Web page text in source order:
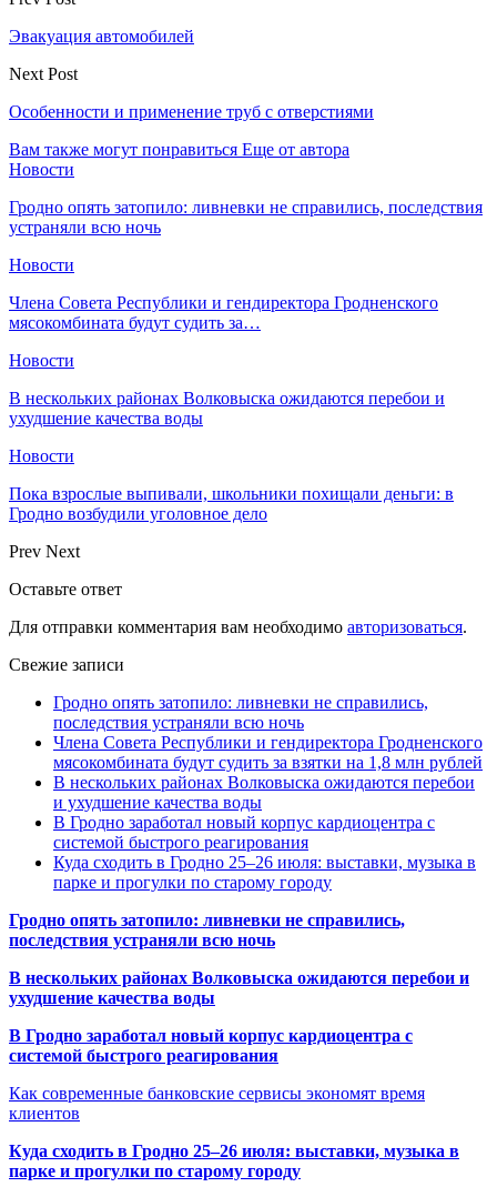
Эвакуация автомобилей
Next Post
Особенности и применение труб с отверстиями
Вам также могут понравиться Еще от автора
Новости
Гродно опять затопило: ливневки не справились, последствия
устраняли всю ночь
Новости
Члена Совета Республики и гендиректора Гродненского
мясокомбината будут судить за…
Новости
В нескольких районах Волковыска ожидаются перебои и
ухудшение качества воды
Новости
Пока взрослые выпивали, школьники похищали деньги: в
Гродно возбудили уголовное дело
Prev Next
Оставьте ответ
Для отправки комментария вам необходимо авторизоваться.
Свежие записи
Гродно опять затопило: ливневки не справились,
последствия устраняли всю ночь
Члена Совета Республики и гендиректора Гродненского
мясокомбината будут судить за взятки на 1,8 млн рублей
В нескольких районах Волковыска ожидаются перебои
и ухудшение качества воды
В Гродно заработал новый корпус кардиоцентра с
системой быстрого реагирования
Куда сходить в Гродно 25–26 июля: выставки, музыка в
парке и прогулки по старому городу
Гродно опять затопило: ливневки не справились,
последствия устраняли всю ночь
В нескольких районах Волковыска ожидаются перебои и
ухудшение качества воды
В Гродно заработал новый корпус кардиоцентра с
системой быстрого реагирования
Как современные банковские сервисы экономят время
клиентов
Куда сходить в Гродно 25–26 июля: выставки, музыка в
парке и прогулки по старому городу